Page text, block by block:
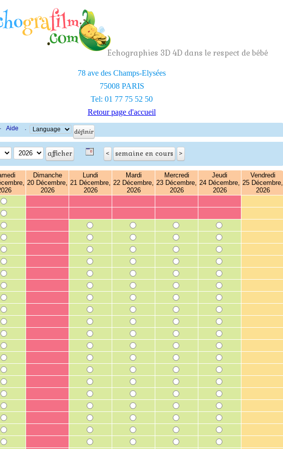
Echographies 3D 4D dans le respect de bébé
78 ave des Champs-Elysées
75008 PARIS
Tel: 01 77 75 52 50
Retour page d'accueil
· Aide ·
Dimanche
20 Décembre,
2026
Lundi
21 Décembre,
2026
Mardi
22 Décembre,
2026
Mercredi
23 Décembre,
2026
Jeudi
24 Décembre,
2026
Vendredi
25 Décembre,
2026